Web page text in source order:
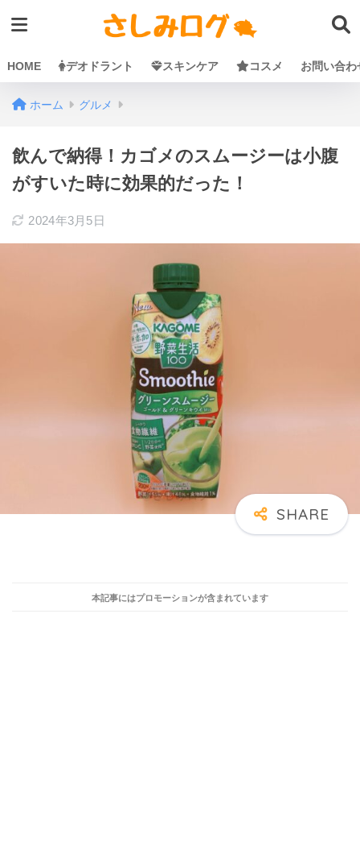
HOME デオドラント スキンケア コスメ お問い合わ
ホーム グルメ
飲んで納得！カゴメのスムージーは小腹
がすいた時に効果的だった！
2024年3月5日
本記事にはプロモーションが含まれています